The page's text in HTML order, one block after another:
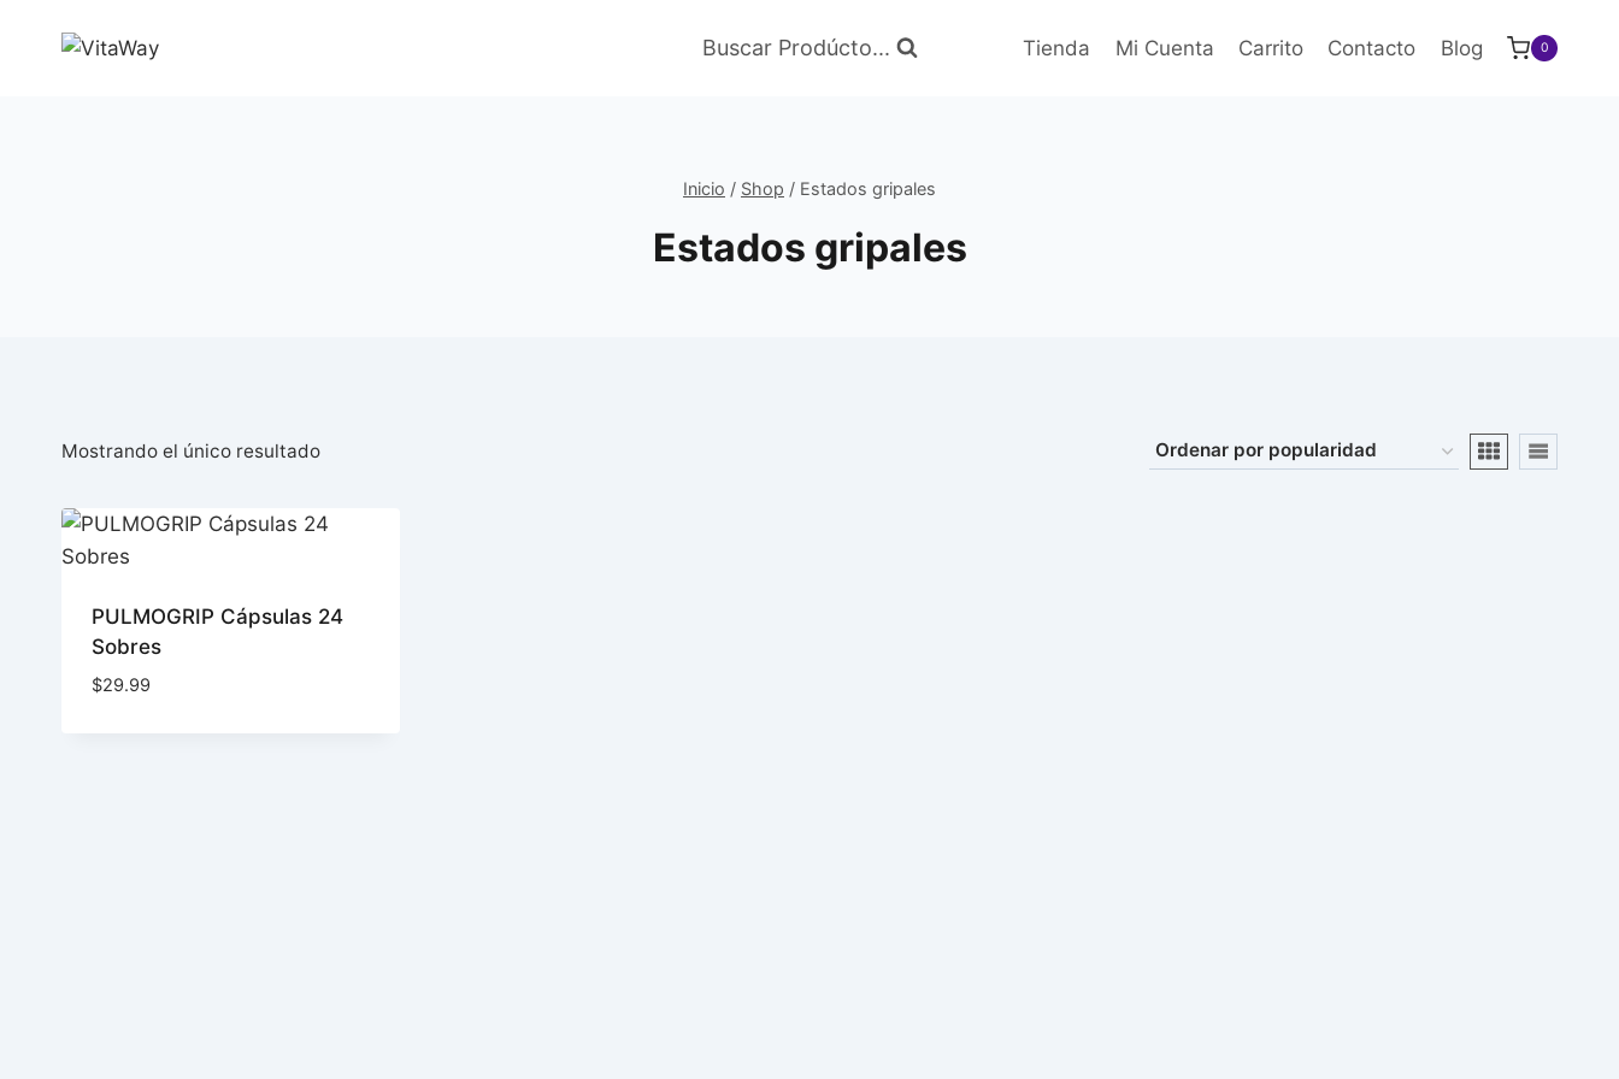
Buscar Prodúcto... Tienda Mi Cuenta Carrito Contacto Blog 0
Inicio / Shop / Estados gripales
Estados gripales
Mostrando el único resultado
PULMOGRIP Cápsulas 24
Sobres
$29.99